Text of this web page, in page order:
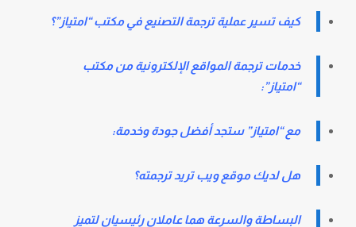
كيف تسير عملية ترجمة التصنيع في مكتب “امتياز”؟
خدمات ترجمة المواقع الإلكترونية من مكتب
“امتياز”:
مع “امتياز” ستجد أفضل جودة وخدمة:
هل لديك موقع ويب تريد ترجمته؟
البساطة والسرعة هما عاملان رئيسيان لتميز